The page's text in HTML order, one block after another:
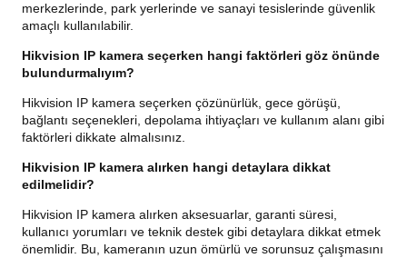
merkezlerinde, park yerlerinde ve sanayi tesislerinde güvenlik
amaçlı kullanılabilir.
Hikvision IP kamera seçerken hangi faktörleri göz önünde
bulundurmalıyım?
Hikvision IP kamera seçerken çözünürlük, gece görüşü,
bağlantı seçenekleri, depolama ihtiyaçları ve kullanım alanı gibi
faktörleri dikkate almalısınız.
Hikvision IP kamera alırken hangi detaylara dikkat
edilmelidir?
Hikvision IP kamera alırken aksesuarlar, garanti süresi,
kullanıcı yorumları ve teknik destek gibi detaylara dikkat etmek
önemlidir. Bu, kameranın uzun ömürlü ve sorunsuz çalışmasını